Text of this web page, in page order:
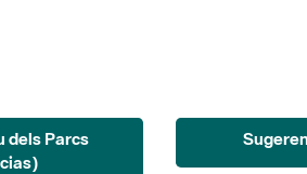
dels Parcs